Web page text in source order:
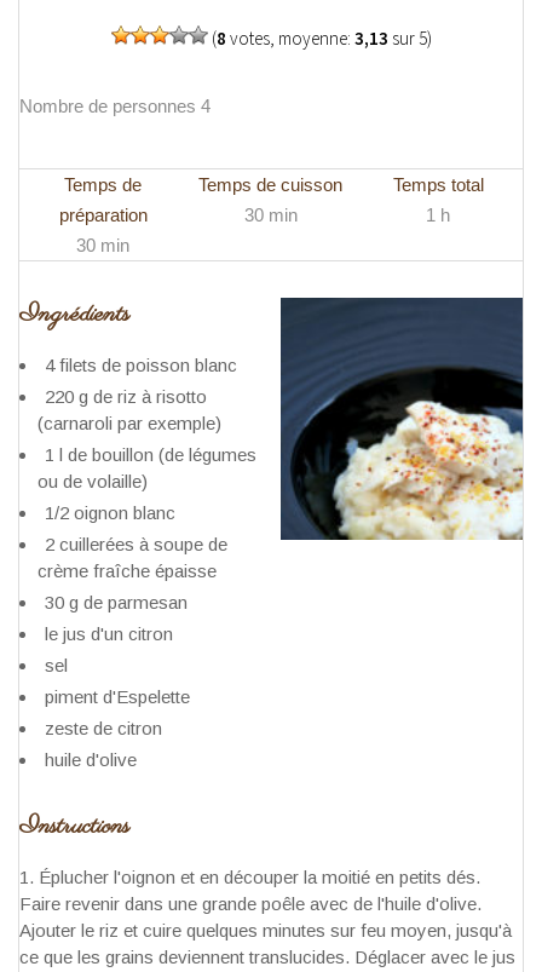
(8 votes, moyenne: 3,13 sur 5)
Nombre de personnes 4
Temps de
préparation
30 min
Temps de cuisson
30 min
Temps total
1 h
Ingrédients
4 filets de poisson blanc
220 g de riz à risotto
(carnaroli par exemple)
1 l de bouillon (de légumes
ou de volaille)
1/2 oignon blanc
2 cuillerées à soupe de
crème fraîche épaisse
30 g de parmesan
le jus d'un citron
sel
piment d'Espelette
zeste de citron
huile d'olive
Instructions
Éplucher l'oignon et en découper la moitié en petits dés.
Faire revenir dans une grande poêle avec de l'huile d'olive.
Ajouter le riz et cuire quelques minutes sur feu moyen, jusqu'à
ce que les grains deviennent translucides. Déglacer avec le jus